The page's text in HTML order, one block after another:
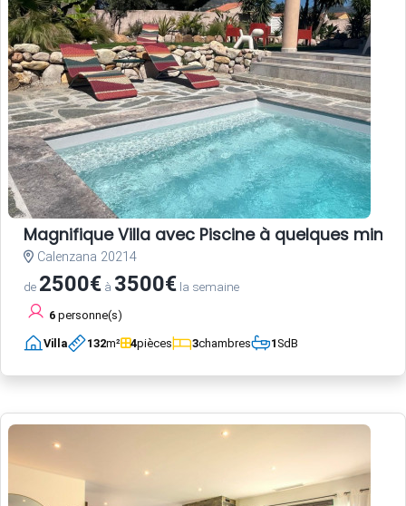
Magnifique Villa avec Piscine à quelques
Calenzana 20214
de 2500€ à 3500€ la semaine
6 personne(s)
Villa 132m² 4pièces 3chambres 1SdB